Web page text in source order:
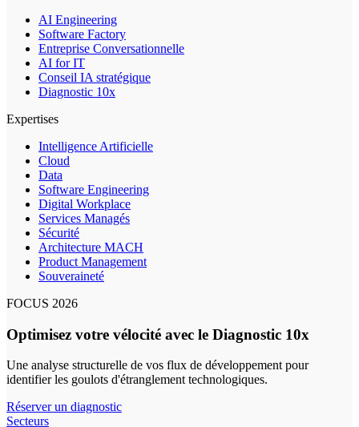
AI Engineering
Software Factory
Entreprise Conversationnelle
AI for IT
Conseil IA stratégique
Diagnostic 10x
Expertises
Intelligence Artificielle
Cloud
Data
Software Engineering
Digital Workplace
Services Managés
Sécurité
Architecture MACH
Product Management
Souveraineté
FOCUS 2026
Optimisez votre vélocité avec le Diagnostic 10x
Une analyse structurelle de vos flux de développement pour
identifier les goulots d'étranglement technologiques.
Réserver un diagnostic
Secteurs